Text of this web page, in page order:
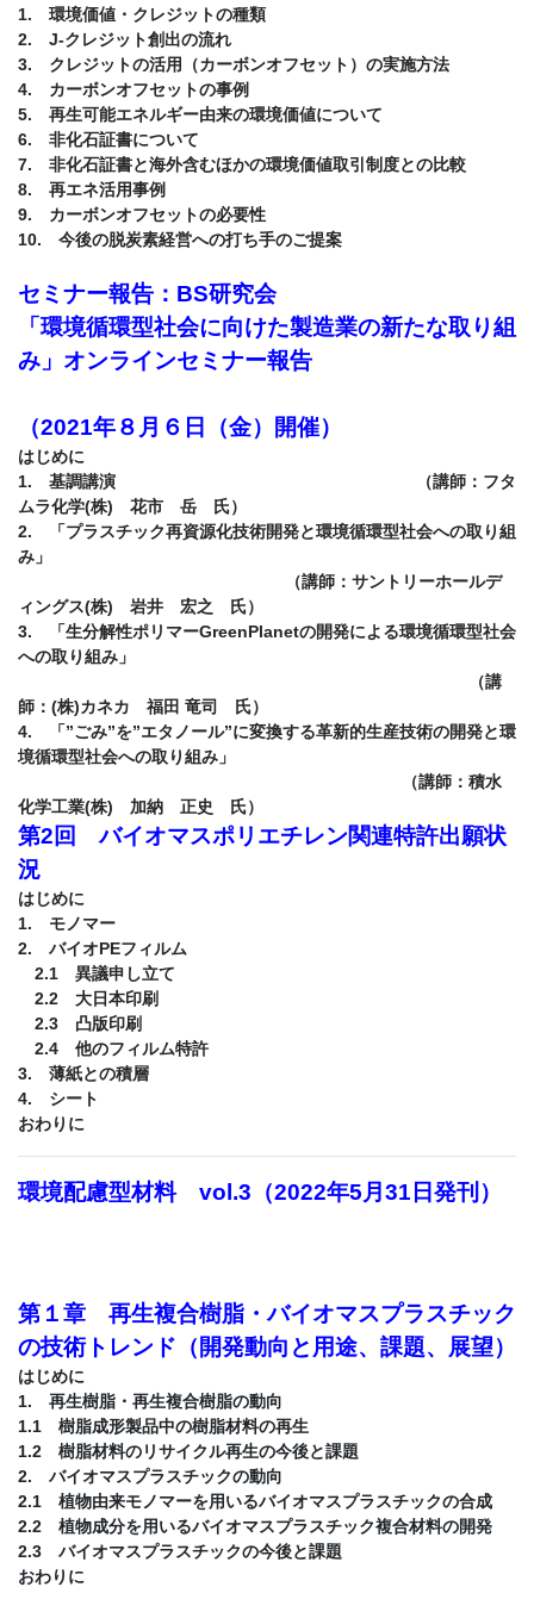
1.　環境価値・クレジットの種類
2.　J-クレジット創出の流れ
3.　クレジットの活用（カーボンオフセット）の実施方法
4.　カーボンオフセットの事例
5.　再生可能エネルギー由来の環境価値について
6.　非化石証書について
7.　非化石証書と海外含むほかの環境価値取引制度との比較
8.　再エネ活用事例
9.　カーボンオフセットの必要性
10.　今後の脱炭素経営への打ち手のご提案
セミナー報告：BS研究会
「環境循環型社会に向けた製造業の新たな取り組
み」オンラインセミナー報告
（2021年８月６日（金）開催）
はじめに
1.　基調講演　　　　　　　　　　　　　　　　　　（講師：フタ
ムラ化学(株)　花市　岳　氏）
2.　「プラスチック再資源化技術開発と環境循環型社会への取り組
み」
（講師：サントリーホールデ
ィングス(株)　岩井　宏之　氏）
3.　「生分解性ポリマーGreenPlanetの開発による環境循環型社会
への取り組み」
（講
師：(株)カネカ　福田 竜司　氏）
4.　「”ごみ”を”エタノール”に変換する革新的生産技術の開発と環
境循環型社会への取り組み」
（講師：積水
第2回　バイオマスポリエチレン関連特許出願状
況
はじめに
1.　モノマー
2.　バイオPEフィルム
2.1　異議申し立て
2.2　大日本印刷
2.3　凸版印刷
2.4　他のフィルム特許
3.　薄紙との積層
4.　シート
環境配慮型材料 vol.3（2022年5月31日発刊）
第１章 再生複合樹脂・バイオマスプラスチック
の技術トレンド（開発動向と用途、課題、展望）
はじめに
1. 再生樹脂・再生複合樹脂の動向
1.1 樹脂成形製品中の樹脂材料の再生
1.2 樹脂材料のリサイクル再生の今後と課題
2. バイオマスプラスチックの動向
2.1 植物由来モノマーを用いるバイオマスプラスチックの合成
2.2 植物成分を用いるバイオマスプラスチック複合材料の開発
2.3 バイオマスプラスチックの今後と課題
おわりに